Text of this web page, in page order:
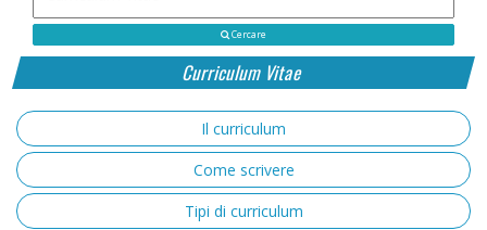
Cercare
Curriculum Vitae
Il curriculum
Come scrivere
Tipi di curriculum